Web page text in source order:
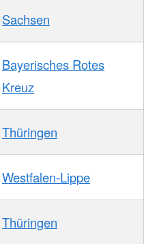
Sachsen
Bayerisches Rotes
Kreuz
Thüringen
Westfalen-Lippe
Thüringen